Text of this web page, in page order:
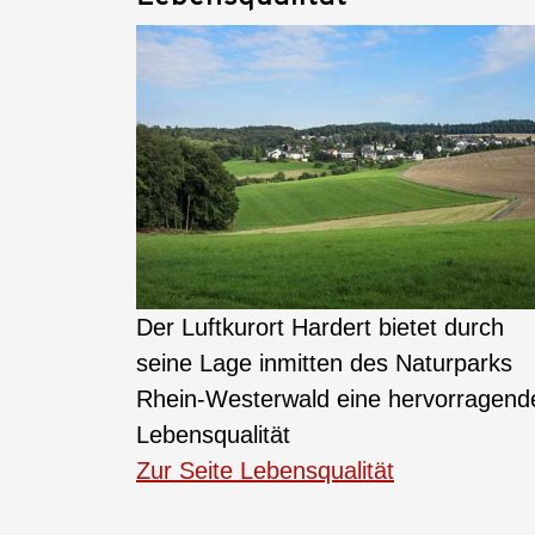
Der Luftkurort Hardert bietet durch
seine Lage inmitten des Naturparks
Rhein-Westerwald eine
Lebensqualität
Zur Seite Lebensqualität